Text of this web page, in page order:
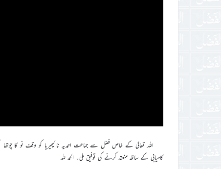
کامیابی کے ساتھ منعقد کرنے کی توفیق ملی۔ الحمد للہ